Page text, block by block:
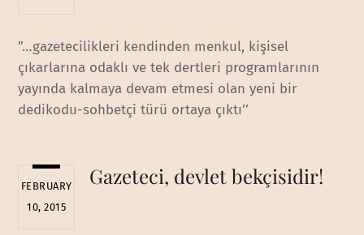
”…gazetecilikleri kendinden menkul, kişisel
çıkarlarına odaklı ve tek dertleri programlarının
yayında kalmaya devam etmesi olan yeni bir
dedikodu-sohbetçi türü ortaya çıktı’’
FEBRUARY
10, 2015
Gazeteci, devlet bekçisidir!